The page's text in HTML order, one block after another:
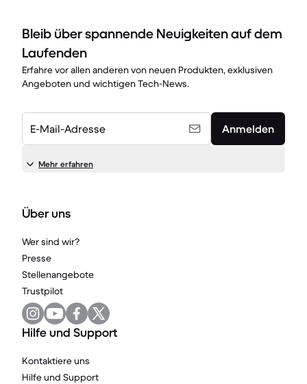
Bleib über spannende Neuigkeiten auf dem
Laufenden
Erfahre vor allen anderen von neuen Produkten, exklusiven
Angeboten und wichtigen Tech-News.
E-Mail-Adresse Anmelden
Mehr erfahren
Über uns
Wer sind wir?
Presse
Stellenangebote
Trustpilot
Hilfe und Support
Kontaktiere uns
Hilfe und Support